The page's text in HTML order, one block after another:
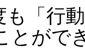
も「行
とがで